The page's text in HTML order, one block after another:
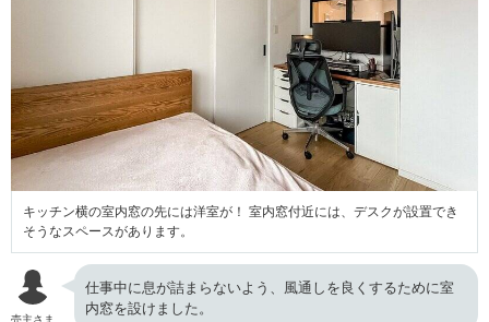
キッチン横の室内窓の先には洋室が！ 室内窓付近には、デスクが設置でき
そうなスペースがあります。
売主さま
仕事中に息が詰まらないよう、風通しを良くするために室
内窓を設けました。